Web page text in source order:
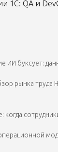
1С: QA и
ИИ буксует:
рынка труда
когда